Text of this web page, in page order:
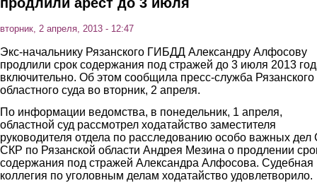
вторник, 2 апреля, 2013 - 12:47
Экс-начальнику Рязанского ГИБДД Александру Алфосову
продлили срок содержания под стражей до 3 июля 2013
включительно. Об этом сообщила пресс-служба Рязанского
областного суда во вторник, 2 апреля.
По информации ведомства, в понедельник, 1 апреля,
областной суд рассмотрел ходатайство заместителя
руководителя отдела по расследованию особо важных дел
СКР по Рязанской области Андрея Мезина о продлении
содержания под стражей Александра Алфосова. Судебная
коллегия по уголовным делам ходатайство удовлетворило.